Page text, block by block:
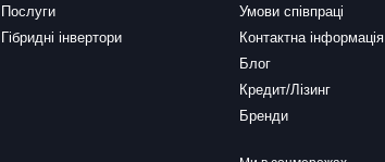
Послуги
Гібридні інвертори
Умови співпраці
Контактна інформація
Блог
Кредит/Лізинг
Бренди